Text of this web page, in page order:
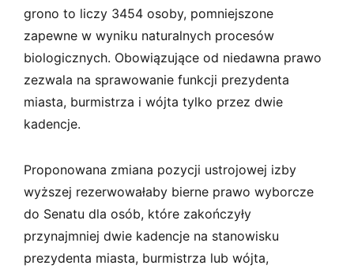
grono to liczy 3454 osoby, pomniejszone
zapewne w wyniku naturalnych procesów
biologicznych. Obowiązujące od niedawna prawo
zezwala na sprawowanie funkcji prezydenta
miasta, burmistrza i wójta tylko przez dwie
kadencje.
Proponowana zmiana pozycji ustrojowej izby
wyższej rezerwowałaby bierne prawo wyborcze
do Senatu dla osób, które zakończyły
przynajmniej dwie kadencje na stanowisku
prezydenta miasta, burmistrza lub wójta,